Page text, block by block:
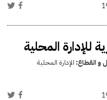
للإدارة المحلية
و القطاع: الإدارة المحلية